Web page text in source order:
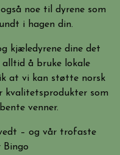
noe til dyrene som
i hagen din.
kjæledyrene dine det
å bruke lokale
at vi kan støtte norsk
kvalitetsprodukter som
venner.
– og vår trofaste